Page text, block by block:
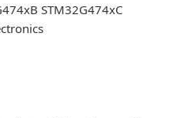
STM32G474xC